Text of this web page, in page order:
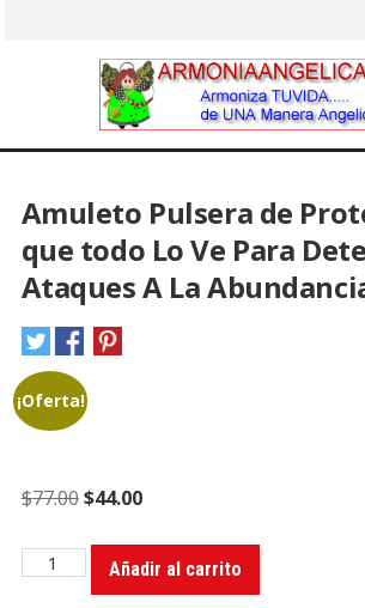
Amuleto Pulsera de
que todo Lo Ve Para
Ataques A La
¡Oferta!
$77.00Original
was:
$77.00.
$44.00Current
is:
$44.00.
Amuleto
Pulsera
Añadir al carrito